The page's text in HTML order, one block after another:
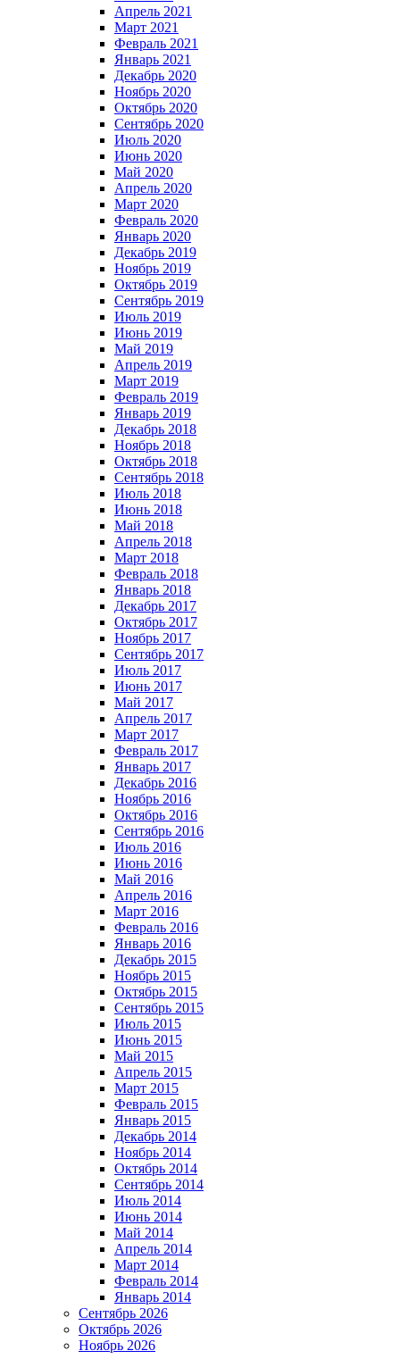
Апрель 2021
Март 2021
Февраль 2021
Январь 2021
Декабрь 2020
Ноябрь 2020
Октябрь 2020
Сентябрь 2020
Июль 2020
Июнь 2020
Май 2020
Апрель 2020
Март 2020
Февраль 2020
Январь 2020
Декабрь 2019
Ноябрь 2019
Октябрь 2019
Сентябрь 2019
Июль 2019
Июнь 2019
Май 2019
Апрель 2019
Март 2019
Февраль 2019
Январь 2019
Декабрь 2018
Ноябрь 2018
Октябрь 2018
Сентябрь 2018
Июль 2018
Июнь 2018
Май 2018
Апрель 2018
Март 2018
Февраль 2018
Январь 2018
Декабрь 2017
Октябрь 2017
Ноябрь 2017
Сентябрь 2017
Июль 2017
Июнь 2017
Май 2017
Апрель 2017
Март 2017
Февраль 2017
Январь 2017
Декабрь 2016
Ноябрь 2016
Октябрь 2016
Сентябрь 2016
Июль 2016
Июнь 2016
Май 2016
Апрель 2016
Март 2016
Февраль 2016
Январь 2016
Декабрь 2015
Ноябрь 2015
Октябрь 2015
Сентябрь 2015
Июль 2015
Июнь 2015
Май 2015
Апрель 2015
Март 2015
Февраль 2015
Январь 2015
Декабрь 2014
Ноябрь 2014
Октябрь 2014
Сентябрь 2014
Июль 2014
Июнь 2014
Май 2014
Апрель 2014
Март 2014
Февраль 2014
Январь 2014
Сентябрь 2026
Октябрь 2026
Ноябрь 2026